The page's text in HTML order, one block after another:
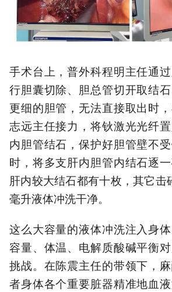
手术台上，普外科程明主任通
行胆囊切除、胆总管切开取结
更细的胆管，无法直接取出时
志远主任接力，将钬激光光纤
内胆管结石，保护好胆管壁不
时，将多支肝内胆管内结石逐
肝内较大结石都有十枚，其它击
毫升液体冲洗干净。
这么大容量的液体冲洗注入身
容量、体温、电解质酸碱平衡
挑战。在陈震主任的带领下，
者身体各个重要脏器精准地血液